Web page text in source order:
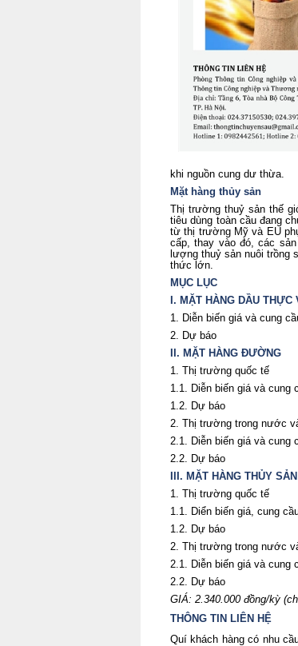
khi nguồn cung dư thừa.
Mặt hàng thủy sản
Thị trường thuỷ sản thế
tiêu dùng toàn cầu đang
từ thị trường Mỹ và EU
cấp, thay vào đó, các
lượng thuỷ sản nuôi trồng
thức lớn.
MỤC LỤC
I. MẶT HÀNG DẦU THỰC
1. Diễn biến giá và cung
2. Dự báo
II. MẶT HÀNG ĐƯỜNG
1. Thị trường quốc tế
1.1. Diễn biến giá và cung
1.2. Dự báo
2. Thị trường trong nước
2.1. Diễn biến giá và cung
2.2. Dự báo
III. MẶT HÀNG THỦY SẢN
1. Thị trường quốc tế
1.1. Diển biến giá, cung
1.2. Dự báo
2. Thị trường trong nước
2.1. Diễn biến giá và cung
2.2. Dự báo
GIÁ: 2.340.000 đồng/kỳ
THÔNG TIN LIÊN HỆ
Quí khách hàng có nhu